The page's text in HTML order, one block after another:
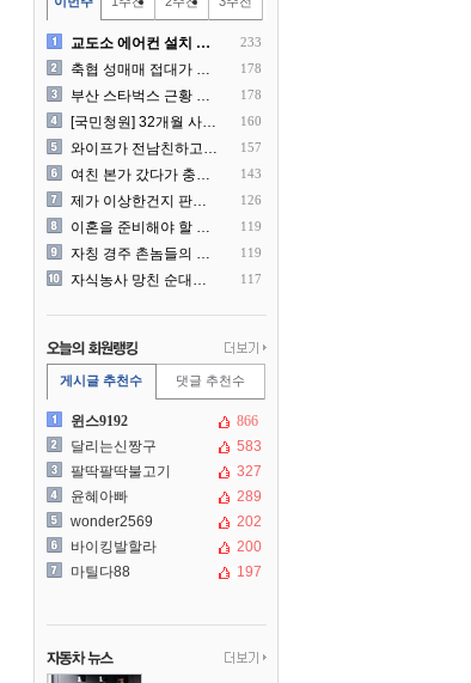
교도소 에어컨 설치 논란.... 233
축협 성매매 접대가 더 충격.. 178
부산 스타벅스 근황 ㅎㄷㄷ 178
[국민청원] 32개월 사랑하.. 160
와이프가 전남친하고 해외여행.. 157
여친 본가 갔다가 충격 먹은.. 143
제가 이상한건지 판단 부탁드.. 126
이혼을 준비해야 할 것 같습.. 119
자칭 경주 촌놈들의 국내 여.. 119
자식농사 망친 순대국집 사장.. 117
게시글 추천수 댓글 추천수
윈스9192
866
달리는신짱구
583
팔딱팔딱불고기
327
윤혜아빠
289
wonder2569
202
바이킹발할라
200
마틸다88
197